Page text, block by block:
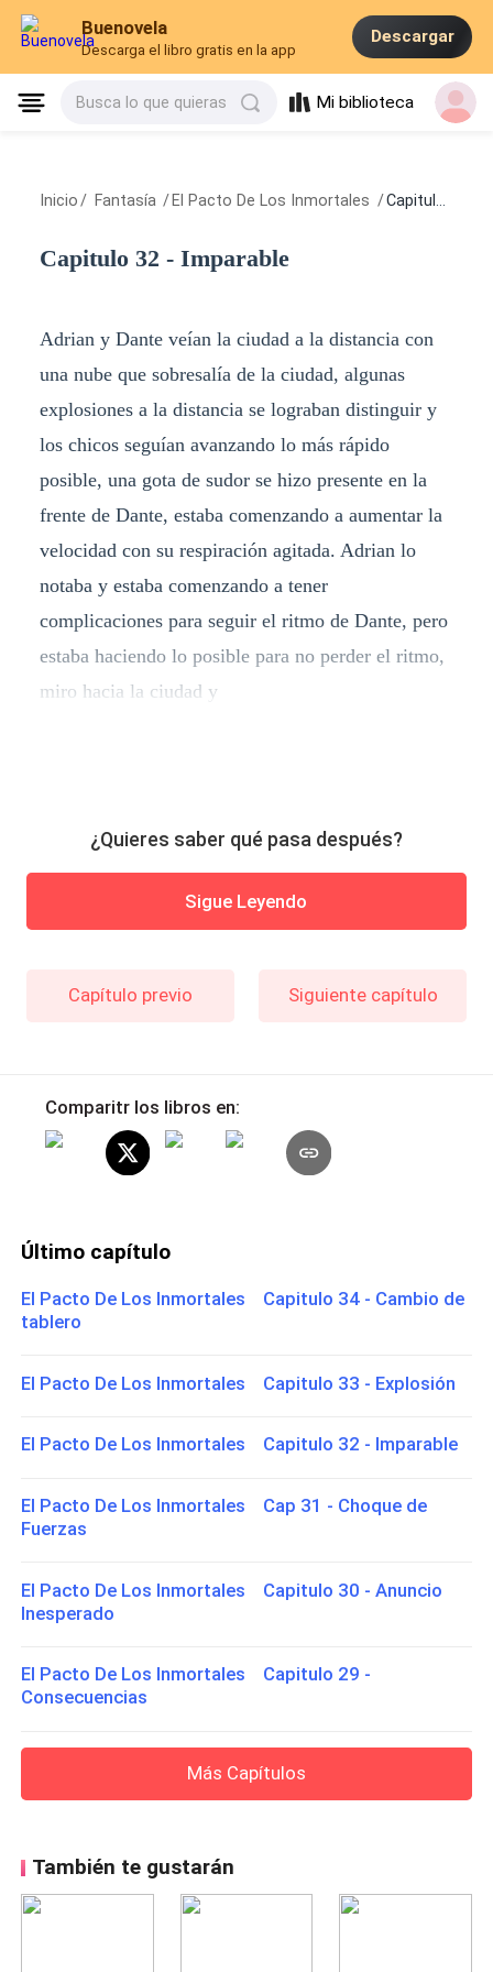
Buenovela
Descarga el libro gratis en la app
Descargar
Busca lo que quieras Mi biblioteca
Inicio / Fantasía / El Pacto De Los Inmortales /Capitulo 32 - Imparable
Capitulo 32 - Imparable
Adrian y Dante veían la ciudad a la distancia con
una nube que sobresalía de la ciudad, algunas
explosiones a la distancia se lograban distinguir y
los chicos seguían avanzando lo más rápido
posible, una gota de sudor se hizo presente en la
frente de Dante, estaba comenzando a aumentar la
velocidad con su respiración agitada. Adrian lo
notaba y estaba comenzando a tener
complicaciones para seguir el ritmo de Dante, pero
estaba haciendo lo posible para no perder el ritmo,
miro hacia la ciudad y
¿Quieres saber qué pasa después?
Sigue Leyendo
Capítulo previo Siguiente capítulo
Comparitr los libros en:
Último capítulo
El Pacto De Los Inmortales Capitulo 34 - Cambio de
tablero
El Pacto De Los Inmortales Capitulo 33 - Explosión
El Pacto De Los Inmortales Capitulo 32 - Imparable
El Pacto De Los Inmortales Cap 31 - Choque de
Fuerzas
El Pacto De Los Inmortales Capitulo 30 - Anuncio
Inesperado
El Pacto De Los Inmortales Capitulo 29 -
Consecuencias
Más Capítulos
También te gustarán